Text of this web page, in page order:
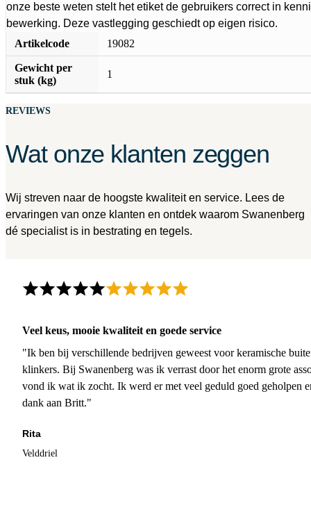
onze beste weten stelt het etiket de gebruikers correct in
bewerking. Deze vastlegging geschiedt op eigen risico.
Artikelcode
19082
Gewicht per
stuk (kg)
1
REVIEWS
Wat onze klanten zeggen
Wij streven naar de hoogste kwaliteit en service. Lees de
ervaringen van onze klanten en ontdek waarom Swanenberg
dé specialist is in bestrating en tegels.
Veel keus, mooie kwaliteit en goede service
"Ik ben bij verschillende bedrijven geweest voor keramische
klinkers. Bij Swanenberg was ik verrast door het enorm grote
vond ik wat ik zocht. Ik werd er met veel geduld goed geholpen
dank aan Britt."
Rita
Velddriel